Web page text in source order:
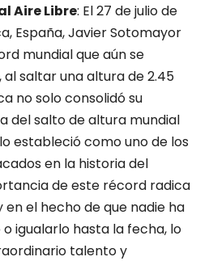
Aire Libre: El 27 de julio de
España, Javier Sotomayor
mundial que aún se
saltar una altura de 2.45
no solo consolidó su
del salto de altura mundial
estableció como uno de los
en la historia del
de este récord radica
en el hecho de que nadie ha
igualarlo hasta la fecha, lo
talento y